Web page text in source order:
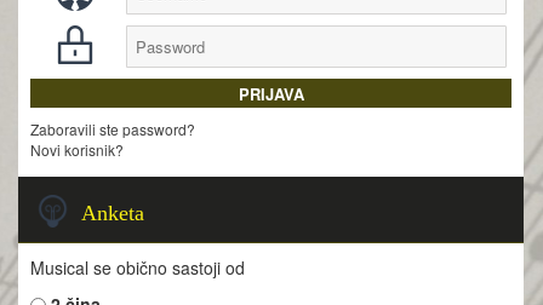
Zaboravili ste password?
Novi korisnik?
Anketa
Musical se obično sastoji od